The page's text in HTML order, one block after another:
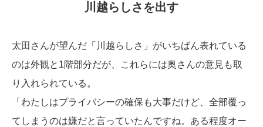
川越らしさを出す
太田さんが望んだ「川越らしさ」がいちばん表れている
のは外観と1階部分だが、これらには奥さんの意見も取
り入れられている。
「わたしはプライバシーの確保も大事だけど、全部覆っ
てしまうのは嫌だと言っていたんですね。ある程度オー